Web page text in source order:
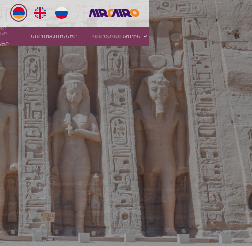
ՆՈՐՈՒԹՅՈՒՆՆԵՐ ԳՈՐԾԱԿԱԼՆԵՐԻՆ